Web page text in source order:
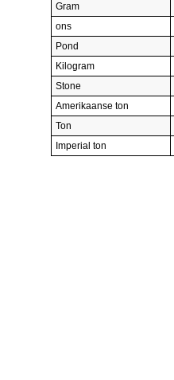
Gram
ons
Pond
Kilogram
Stone
Amerikaanse ton
Ton
Imperial ton